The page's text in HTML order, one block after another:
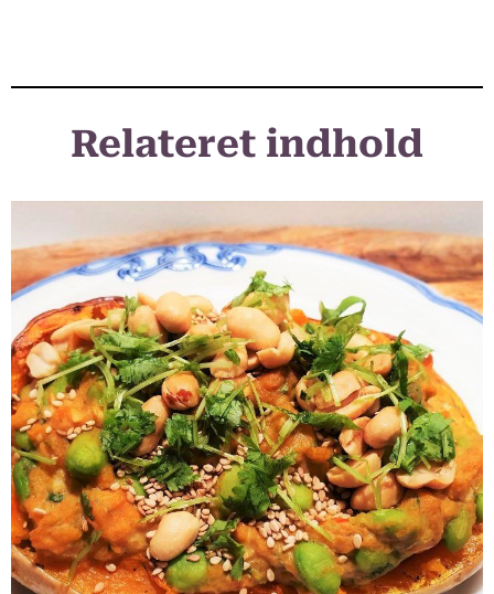
Relateret indhold